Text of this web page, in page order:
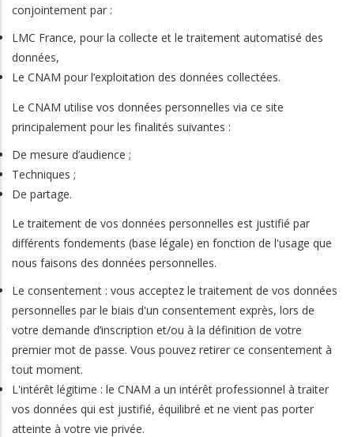
conjointement par :
LMC France, pour la collecte et le traitement automatisé des
données,
Le CNAM pour l’exploitation des données collectées.
Le CNAM utilise vos données personnelles via ce site
principalement pour les finalités suivantes :
De mesure d’audience ;
Techniques ;
De partage.
Le traitement de vos données personnelles est justifié par
différents fondements (base légale) en fonction de l'usage que
nous faisons des données personnelles.
Le consentement : vous acceptez le traitement de vos données
personnelles par le biais d'un consentement exprès, lors de
votre demande d’inscription et/ou à la définition de votre
premier mot de passe. Vous pouvez retirer ce consentement à
tout moment.
L'intérêt légitime : le CNAM a un intérêt professionnel à traiter
vos données qui est justifié, équilibré et ne vient pas porter
atteinte à votre vie privée.